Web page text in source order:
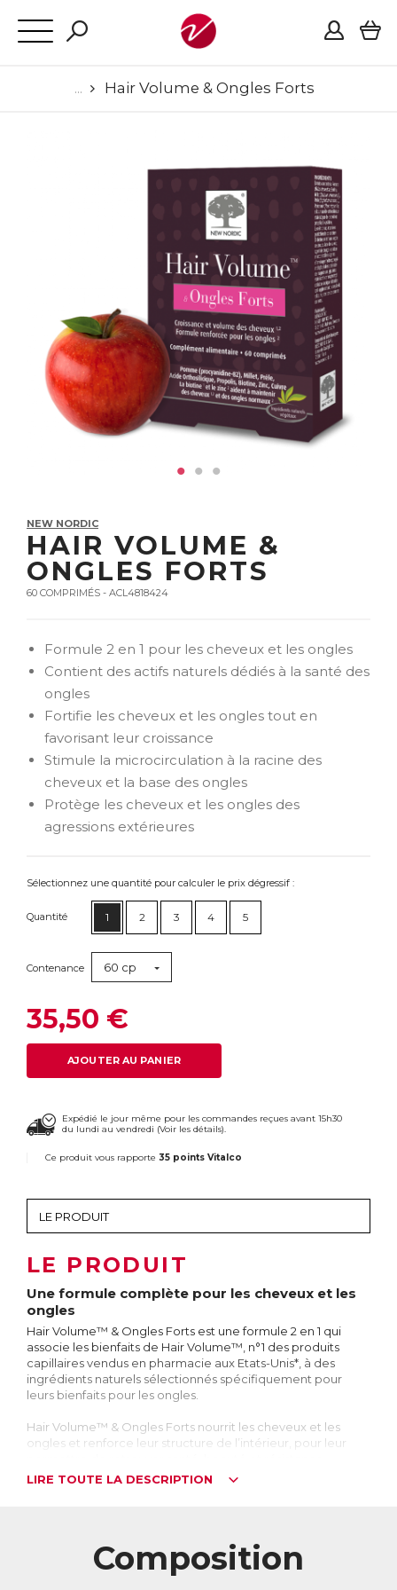
Hair Volume & Ongles Forts
NEW NORDIC
HAIR VOLUME &
ONGLES FORTS
60 COMPRIMÉS - ACL4818424
Formule 2 en 1 pour les cheveux et les ongles
Contient des actifs naturels dédiés à la santé des
ongles
Fortifie les cheveux et les ongles tout en
favorisant leur croissance
Stimule la microcirculation à la racine des
cheveux et la base des ongles
Protège les cheveux et les ongles des
agressions extérieures
Sélectionnez une quantité pour calculer le prix dégressif :
Quantité 1 2 3 4 5
Contenance 60 cp
35,50 €
AJOUTER AU PANIER
Expédié le jour même pour les commandes reçues avant 15h30
du lundi au vendredi (Voir les détails).
Ce produit vous rapporte 35 points Vitalco
LE PRODUIT
Une formule complète pour les cheveux et les
ongles
Hair Volume™ & Ongles Forts est une formule 2 en 1 qui
associe les bienfaits de Hair Volume™, n°1 des produits
capillaires vendus en pharmacie aux Etats-Unis*, à des
ingrédients naturels sélectionnés spécifiquement pour
leurs bienfaits pour les ongles.
Hair Volume™ & Ongles Forts nourrit les cheveux et les
ongles et renforce leur structure de l’intérieur, pour leur
* depuis 2012
leur composition est en fait presque identique. Ils sont
formés en grande partie de kératine, une protéine fibreuse
constituée de plusieurs acides aminés dont la L-cystéine,
LIRE TOUTE LA DESCRIPTION
Composition